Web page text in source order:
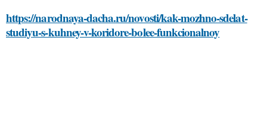
https://narodnaya-dacha.ru/novosti/kak-mozhno-sdelat-
studiyu-s-kuhney-v-koridore-bolee-funkcionalnoy